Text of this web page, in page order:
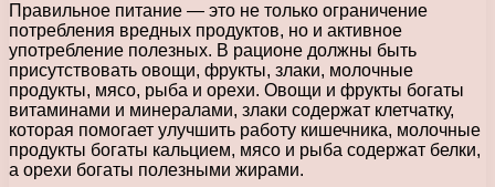
Правильное питание — это не только ограничение
потребления вредных продуктов, но и активное
употребление полезных. В рационе должны быть
присутствовать овощи, фрукты, злаки, молочные
продукты, мясо, рыба и орехи. Овощи и фрукты богаты
витаминами и минералами, злаки содержат клетчатку,
которая помогает улучшить работу кишечника, молочные
продукты богаты кальцием, мясо и рыба содержат белки,
а орехи богаты полезными жирами.